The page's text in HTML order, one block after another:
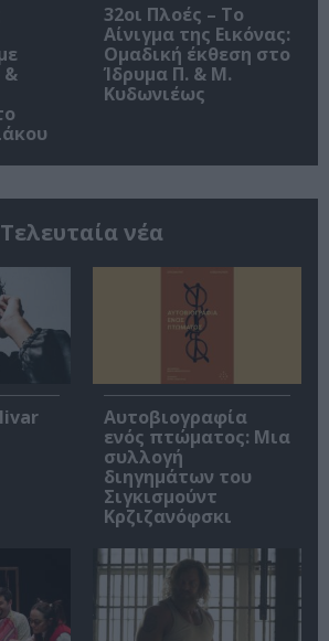
&
32οι Πλοές – Το
Αίνιγμα της Εικόνας:
Ομαδική έκθεση στο
Ίδρυμα Π. & Μ.
Κυδωνιέως
Τελευταία νέα
Αυτοβιογραφία
ενός πτώματος: Μια
συλλογή
διηγημάτων του
Σιγκισμούντ
Κρζιζανόφσκι